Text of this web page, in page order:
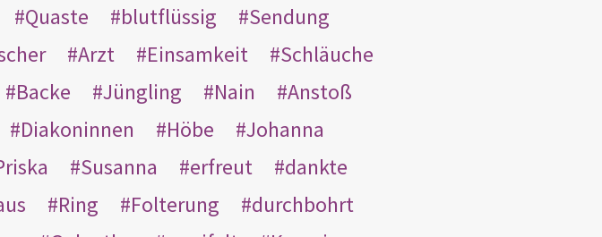
Quaste blutflüssig
Sendung
Arzt Einsamkeit
Schläuche
Backe Jüngling Nain
Anstoß
Diakoninnen Höbe
Johanna
Susanna erfreut
dankte
Ring Folterung
durchbohrt